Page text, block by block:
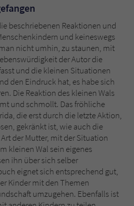
beschriebenen Reaktionen und
und keineswegs
nicht umhin, zu staunen, mit
der Autor die
und die kleinen Situationen
den Eindruck hat, es habe sich
Die Reaktion des kleinen Wals
und schmollt. Das fröhliche
die erst durch die letzte Aktion,
gekränkt ist, wie auch die
der Mutter, mit der Situation
kleinen Wal sein eigenes
ihn über sich selber
eignet sich entsprechend gut,
Kinder mit den Themen
umzugehen. Ebenfalls ist